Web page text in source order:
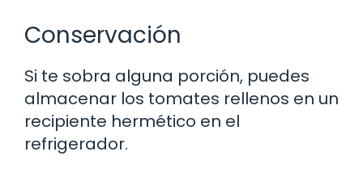
Conservación
Si te sobra alguna porción, puedes
almacenar los tomates rellenos en un
recipiente hermético en el
refrigerador.